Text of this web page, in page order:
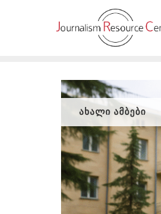
ᲐᲮᲐᲚᲘ ᲐᲛᲑᲔᲑᲘ